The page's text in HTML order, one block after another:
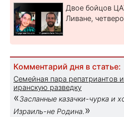
Двое бойцов
Ливане,
Комментарий дня в статье:
Семейная пара репатриантов
иранскую разведку
«Засланные казачки-чурка и
Израиль-не Родина. »